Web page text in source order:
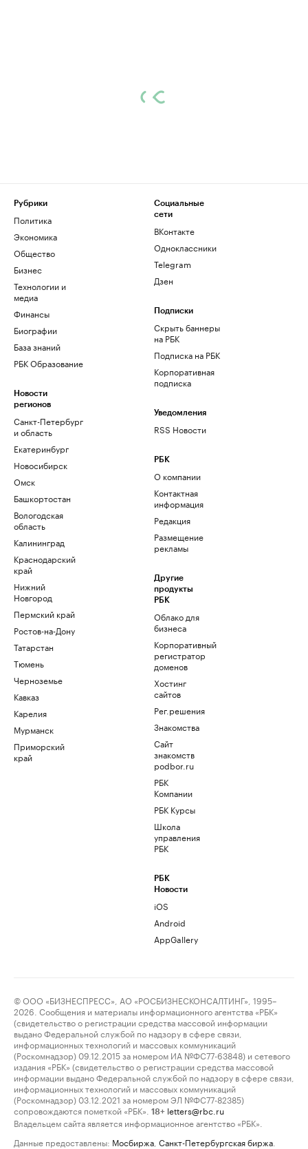
Рубрики
Политика
Экономика
Общество
Бизнес
Технологии и
медиа
Финансы
Биографии
База знаний
РБК Образование
Новости
регионов
Санкт-Петербург
и область
Екатеринбург
Новосибирск
Омск
Башкортостан
Вологодская
область
Калининград
Краснодарский
край
Нижний
Новгород
Пермский край
Ростов-на-Дону
Татарстан
Тюмень
Черноземье
Кавказ
Карелия
Мурманск
Приморский
край
Социальные
сети
ВКонтакте
Одноклассники
Telegram
Дзен
Подписки
Скрыть баннеры
на РБК
Подписка на РБК
Корпоративная
подписка
Уведомления
RSS Новости
РБК
О компании
Контактная
информация
Редакция
Размещение
рекламы
Другие
продукты
РБК
Облако для
бизнеса
Корпоративный
регистратор
доменов
Хостинг
сайтов
Рег.решения
Знакомства
Сайт
знакомств
podbor.ru
РБК
Компании
РБК Курсы
Школа
управления
РБК
РБК
Новости
iOS
Android
AppGallery
© ООО «БИЗНЕСПРЕСС», АО «РОСБИЗНЕСКОНСАЛТИНГ», 1995–
2026. Сообщения и материалы информационного агентства «РБК»
(свидетельство о регистрации средства массовой информации
выдано Федеральной службой по надзору в сфере связи,
информационных технологий и массовых коммуникаций
(Роскомнадзор) 09.12.2015 за номером ИА №ФС77-63848) и сетевого
издания «РБК» (свидетельство о регистрации средства массовой
информации выдано Федеральной службой по надзору в сфере связи,
информационных технологий и массовых коммуникаций
(Роскомнадзор) 03.12.2021 за номером ЭЛ №ФС77-82385)
сопровождаются пометкой «РБК».
18+ letters@rbc.ru
Владельцем сайта является информационное агентство «РБК».
Данные предоставлены: Мосбиржа Санкт-Петербургская биржа